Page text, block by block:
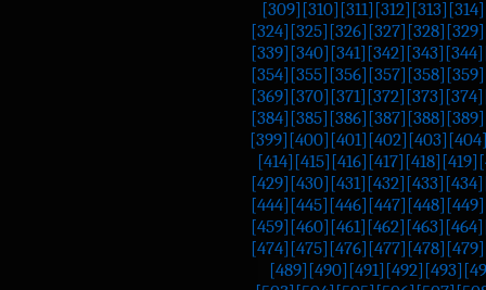
[309] [310] [311] [312] [313] [314]
[324] [325] [326] [327] [328] [329]
[339] [340] [341] [342] [343] [344]
[354] [355] [356] [357] [358] [359]
[369] [370] [371] [372] [373] [374]
[384] [385] [386] [387] [388] [389]
[399] [400] [401] [402] [403]
[414] [415] [416] [417] [418] [419]
[429] [430] [431] [432] [433] [434]
[444] [445] [446] [447] [448] [449]
[459] [460] [461] [462] [463] [464]
[474] [475] [476] [477] [478] [479]
[489] [490] [491] [492] [493]